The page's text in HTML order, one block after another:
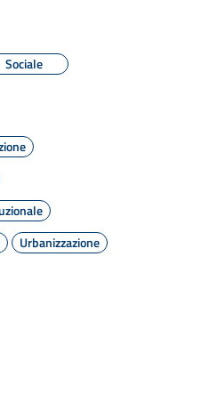
Sociale
Urbanizzazione